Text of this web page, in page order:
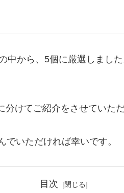
中から、5個に厳選しまし
分けてご紹介をさせていただ
いただければ幸いです。
目次